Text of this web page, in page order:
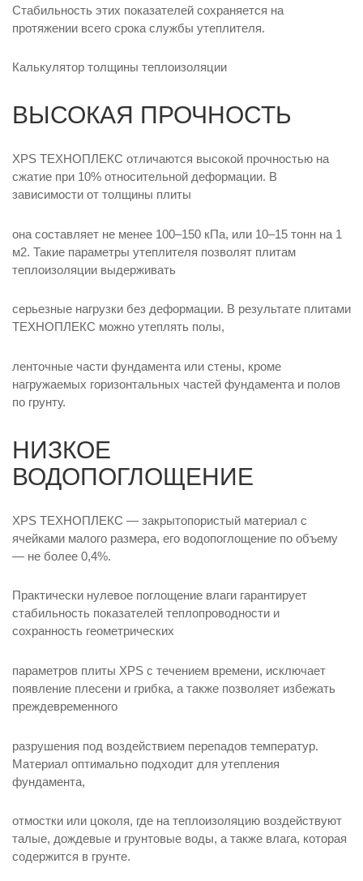
Стабильность этих показателей сохраняется на
протяжении всего срока службы утеплителя.
Калькулятор толщины теплоизоляции
ВЫСОКАЯ ПРОЧНОСТЬ
XPS ТЕХНОПЛЕКС отличаются высокой прочностью на
сжатие при 10% относительной деформации. В
зависимости от толщины плиты
она составляет не менее 100–150 кПа, или 10–15 тонн на 1
м2. Такие параметры утеплителя позволят плитам
теплоизоляции выдерживать
серьезные нагрузки без деформации. В результате плитами
ТЕХНОПЛЕКС можно утеплять полы,
ленточные части фундамента или стены, кроме
нагружаемых горизонтальных частей фундамента и полов
по грунту.
НИЗКОЕ
ВОДОПОГЛОЩЕНИЕ
XPS ТЕХНОПЛЕКС — закрытопористый материал с
ячейками малого размера, его водопоглощение по объему
— не более 0,4%.
Практически нулевое поглощение влаги гарантирует
стабильность показателей теплопроводности и
сохранность геометрических
параметров плиты XPS с течением времени, исключает
появление плесени и грибка, а также позволяет избежать
преждевременного
разрушения под воздействием перепадов температур.
Материал оптимально подходит для утепления
фундамента,
отмостки или цоколя, где на теплоизоляцию воздействуют
талые, дождевые и грунтовые воды, а также влага, которая
содержится в грунте.